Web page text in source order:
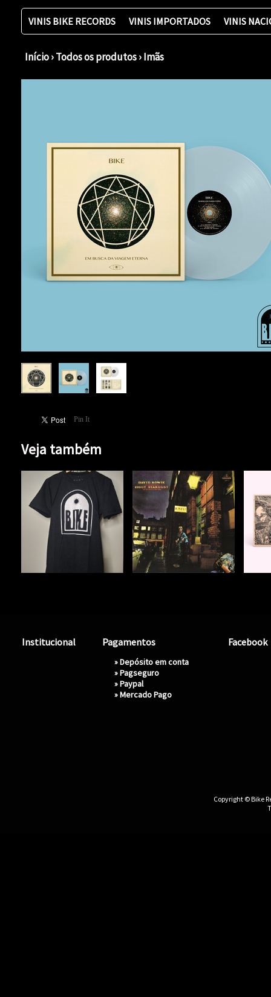
VINIS BIKE RECORDS VINIS IMPORTADOS VINIS
Início›Todos os produtos›Imãs
Pin It
Veja também
Institucional Pagamentos
» Depósito em conta
»Pagseguro
»Paypal
»Mercado Pago
Facebook
Copyright © Bike